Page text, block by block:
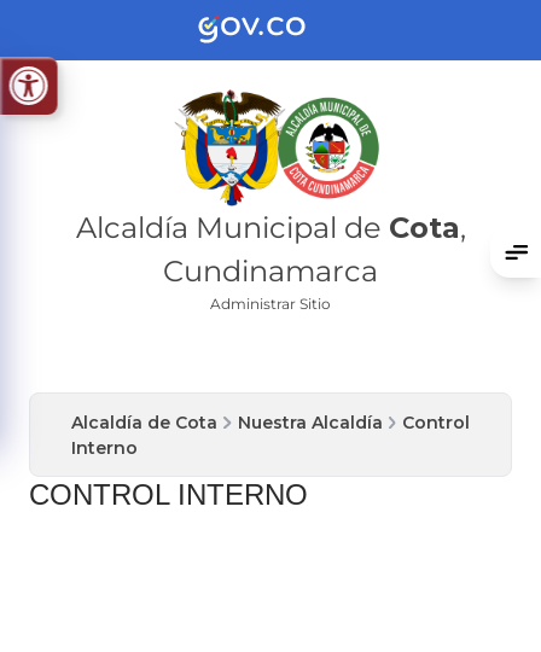
Alcaldía Municipal de Cota,
Cundinamarca
Administrar Sitio
Alcaldía de Cota Nuestra Alcaldía
Control
Interno
CONTROL INTERNO